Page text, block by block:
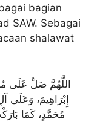
bagian
SAW. Sebagai
shalawat
اللَّهُمَّ صَلِّ عَلَى
إِبْرَاهِيمَ، وَعَلَى
مُحَمَّدٍ، كَمَا